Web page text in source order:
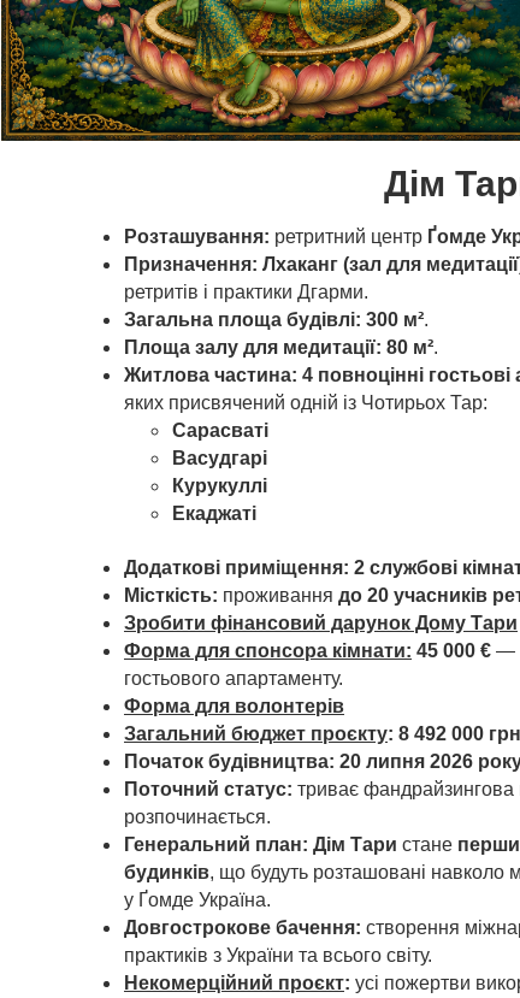
Дім
Розташування: ретритний центр Ґомде
Призначення: Лхаканг (зал для
ретритів і практики Дгарми.
Загальна площа будівлі: 300 м².
Площа залу для медитації: 80 м².
Житлова частина: 4 повноцінні
яких присвячений одній із Чотирьох Тар:
Сарасваті
Васудгарі
Курукуллі
Екаджаті
Додаткові приміщення: 2 службові
Місткість: проживання до 20 учасників
Зробити фінансовий дарунок Дому Тари
Форма для спонсора кімнати: 45 000 € —
гостьового апартаменту.
Форма для волонтерів
Загальний бюджет проєкту: 8 492 000 грн
Початок будівництва: 20 липня 2026
Поточний статус: триває фандрайзингова
розпочинається.
Генеральний план: Дім Тари стане
будинків, що будуть розташовані навколо
у Ґомде Україна.
Довгострокове бачення: створення
практиків з України та всього світу.
Некомерційний проєкт: усі пожертви